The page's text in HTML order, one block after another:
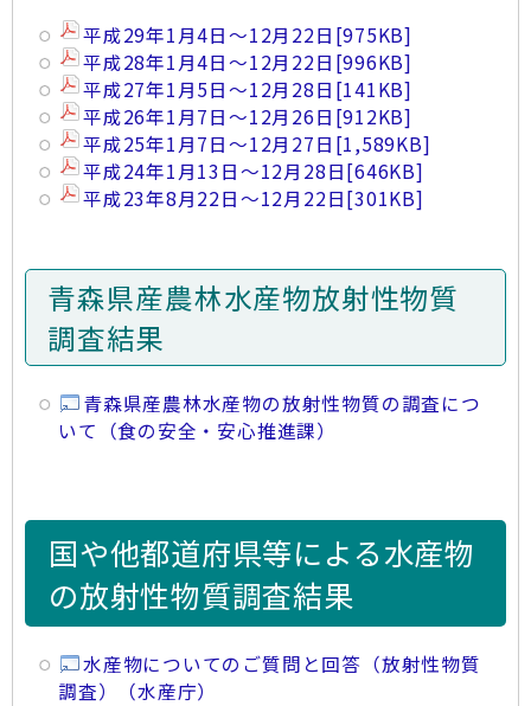
平成29年1月4日～12月22日 [975KB]
平成28年1月4日～12月22日 [996KB]
平成27年1月5日～12月28日 [141KB]
平成26年1月7日～12月26日 [912KB]
平成25年1月7日～12月27日 [1,589KB]
平成24年1月13日～12月28日[646KB]
平成23年8月22日～12月22日[301KB]
青森県産農林水産物放射性物質
調査結果
青森県産農林水産物の放射性物質の調査につ
いて（食の安全・安心推進課）
国や他都道府県等による水産物
の放射性物質調査結果
水産物についてのご質問と回答（放射性物質
調査）（水産庁）